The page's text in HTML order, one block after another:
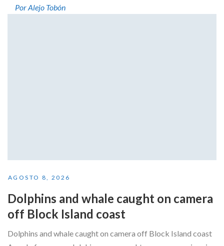
Por Alejo Tobón
AGOSTO 8, 2026
Dolphins and whale caught on camera
off Block Island coast
Dolphins and whale caught on camera off Block Island coast